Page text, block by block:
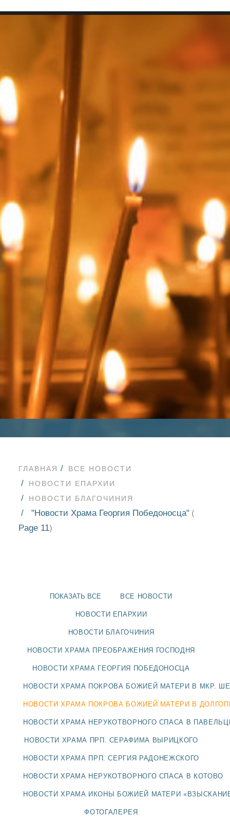
SEARCH
НОВОСТИ
БЛАГОЧИНИЯ
БЛАГОЧИНИЕ
СЕРГИЕВО-ПОСАДСКОЙ
ГЛАВНАЯ
ВСЕ НОВОСТИ
НОВОСТИ ЕПАРХИИ
НОВОСТИ БЛАГОЧИНИЯ
"Новости Храма Георгия Победоносца" (
Page 11)
ПОКАЗАТЬ ВСЕ ВСЕ НОВОСТИ
НОВОСТИ ЕПАРХИИ
НОВОСТИ БЛАГОЧИНИЯ
НОВОСТИ ХРАМА ПРЕОБРАЖЕНИЯ ГОСПОДНЯ
НОВОСТИ ХРАМА ГЕОРГИЯ ПОБЕДОНОСЦА
НОВОСТИ ХРАМА ПОКРОВА БОЖИЕЙ МАТЕРИ В МКР.
НОВОСТИ ХРАМА ПОКРОВА БОЖИЕЙ МАТЕРИ В
НОВОСТИ ХРАМА НЕРУКОТВОРНОГО СПАСА В
НОВОСТИ ХРАМА ПРП. СЕРАФИМА ВЫРИЦКОГО
НОВОСТИ ХРАМА ПРП. СЕРГИЯ РАДОНЕЖСКОГО
НОВОСТИ ХРАМА НЕРУКОТВОРНОГО СПАСА В КОТОВО
НОВОСТИ ХРАМА ИКОНЫ БОЖИЕЙ МАТЕРИ
ФОТОГАЛЕРЕЯ